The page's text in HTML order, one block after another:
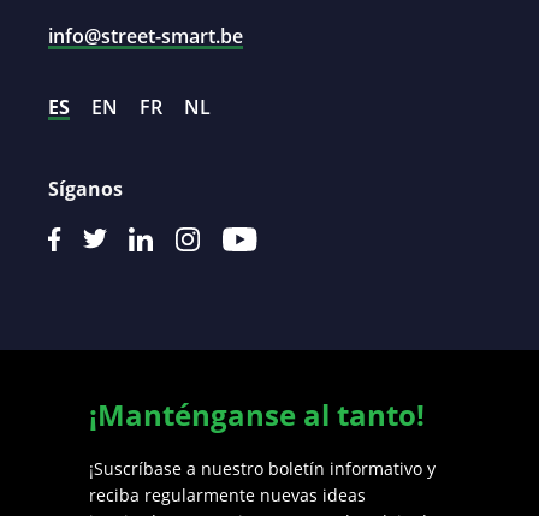
info@street-smart.be
ES EN FR NL
Síganos
¡Manténganse al tanto!
¡Suscríbase a nuestro boletín informativo y
reciba regularmente nuevas ideas